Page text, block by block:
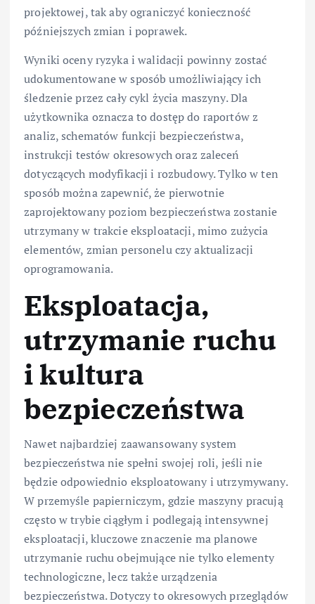
projektowej, tak aby ograniczyć konieczność
późniejszych zmian i poprawek.
Wyniki oceny ryzyka i walidacji powinny zostać
udokumentowane w sposób umożliwiający ich
śledzenie przez cały cykl życia maszyny. Dla
użytkownika oznacza to dostęp do raportów z
analiz, schematów funkcji bezpieczeństwa,
instrukcji testów okresowych oraz zaleceń
dotyczących modyfikacji i rozbudowy. Tylko w ten
sposób można zapewnić, że pierwotnie
zaprojektowany poziom bezpieczeństwa zostanie
utrzymany w trakcie eksploatacji, mimo zużycia
elementów, zmian personelu czy aktualizacji
oprogramowania.
Eksploatacja,
utrzymanie ruchu
i kultura
bezpieczeństwa
Nawet najbardziej zaawansowany system
bezpieczeństwa nie spełni swojej roli, jeśli nie
będzie odpowiednio eksploatowany i utrzymywany.
W przemyśle papierniczym, gdzie maszyny pracują
często w trybie ciągłym i podlegają intensywnej
eksploatacji, kluczowe znaczenie ma planowe
utrzymanie ruchu obejmujące nie tylko elementy
technologiczne, lecz także urządzenia
bezpieczeństwa. Dotyczy to okresowych przeglądów